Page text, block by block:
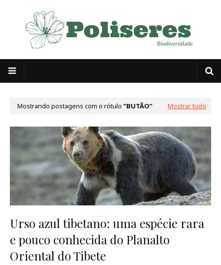
Mostrando postagens com o rótulo BUTÃO Mostrar tudo
Urso azul tibetano: uma espécie rara
e pouco conhecida do Planalto
Oriental do Tibete